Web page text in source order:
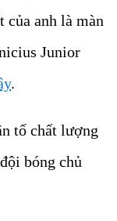
của anh là màn
Junior
.
tố chất lượng
bóng chủ